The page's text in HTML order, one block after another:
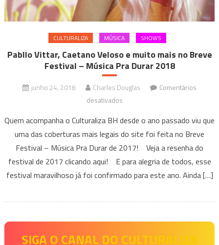
CULTURALIZA MÚSICA SHOWS
Pabllo Vittar, Caetano Veloso e muito mais no Breve
Festival – Música Pra Durar 2018
junho 24, 2018 Charles Douglas
Comentários
desativados
Vittar,
Caetano
Veloso
e
muito
Festival
–
Quem acompanha o Culturaliza BH desde o ano passado viu que
uma das coberturas mais legais do site foi feita no Breve
Festival – Música Pra Durar de 2017! Veja a resenha do
festival de 2017 clicando aqui! E para alegria de todos, esse
festival maravilhoso já foi confirmado para este ano. Ainda […]
SIGA O CANAL DO CULTURALIZA